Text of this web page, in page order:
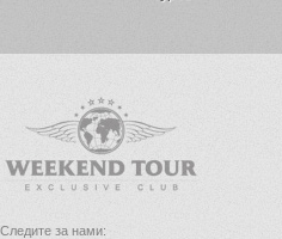
Следите за нами: